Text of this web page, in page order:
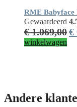
RME Babyface
Gewaardeerd
€1.069,00€
winkelwagen
Andere